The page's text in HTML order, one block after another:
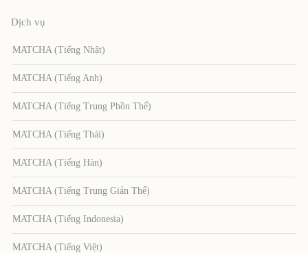
Dịch vụ
MATCHA (Tiếng Nhật)
MATCHA (Tiếng Anh)
MATCHA (Tiếng Trung Phồn Thể)
MATCHA (Tiếng Thái)
MATCHA (Tiếng Hàn)
MATCHA (Tiếng Trung Giản Thể)
MATCHA (Tiếng Indonesia)
MATCHA (Tiếng Việt)